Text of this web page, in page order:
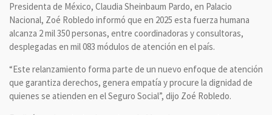
Presidenta de México, Claudia Sheinbaum Pardo, en Palacio
Nacional, Zoé Robledo informó que en 2025 esta fuerza humana
alcanza 2 mil 350 personas, entre coordinadoras y consultoras,
desplegadas en mil 083 módulos de atención en el país.
“Este relanzamiento forma parte de un nuevo enfoque de atención
que garantiza derechos, genera empatía y procure la dignidad de
quienes se atienden en el Seguro Social”, dijo Zoé Robledo.